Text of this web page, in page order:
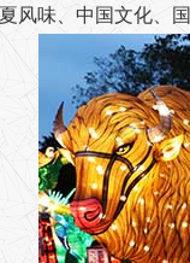
风味、中国文化、